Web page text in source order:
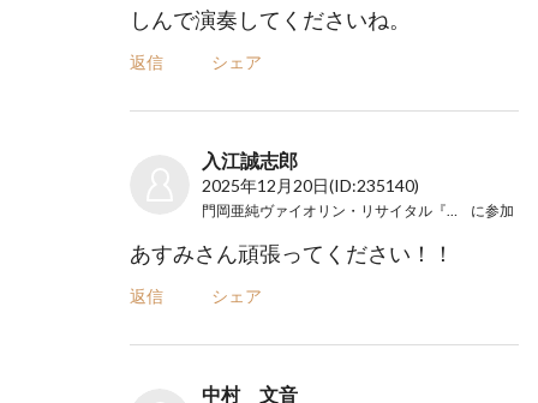
しんで演奏してくださいね。
返信 シェア
入江誠志郎
2025年12月20日(ID:235140)
に参加
あすみさん頑張ってください！！
返信 シェア
中村 文音